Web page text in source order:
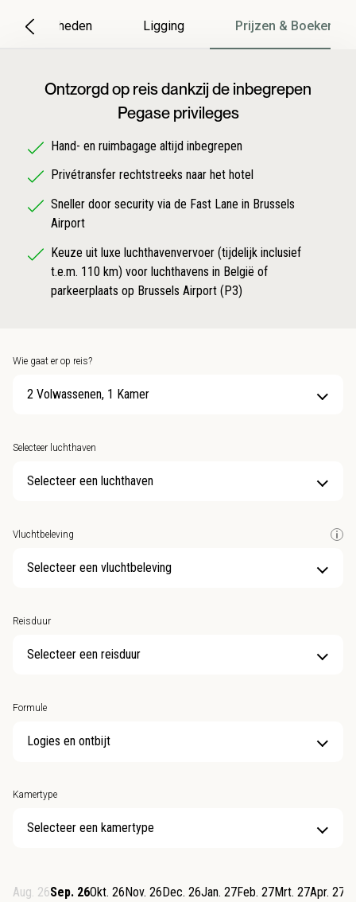
Bijzonderheden Ligging Prijzen & Boeken
Ontzorgd op reis dankzij de inbegrepen
Pegase privileges
Hand- en ruimbagage altijd inbegrepen
Privétransfer rechtstreeks naar het hotel
Sneller door security via de Fast Lane in Brussels
Airport
Keuze uit luxe luchthavenvervoer (tijdelijk inclusief
t.e.m. 110 km) voor luchthavens in België of
parkeerplaats op Brussels Airport (P3)
Wie gaat er op reis?
2 Volwassenen, 1 Kamer
Selecteer luchthaven
Selecteer een luchthaven
Vluchtbeleving
Selecteer een vluchtbeleving
Reisduur
Selecteer een reisduur
Formule
Kamertype
Selecteer een kamertype
Aug. 26Sep. 26Okt. 26 Nov. 26 Dec. 26Jan. 27Feb. 27Mrt. 27Apr. 27